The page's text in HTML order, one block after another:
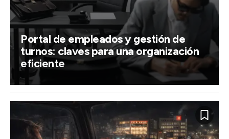
Portal de empleados y gestión de
turnos: claves para una organización
eficiente